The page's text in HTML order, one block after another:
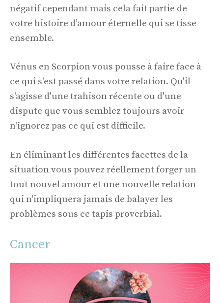
négatif cependant mais cela fait partie de
votre histoire d’amour éternelle qui se tisse
ensemble.
Vénus en Scorpion vous pousse à faire face à
ce qui s'est passé dans votre relation. Qu'il
s'agisse d'une trahison récente ou d'une
dispute que vous semblez toujours avoir
n'ignorez pas ce qui est difficile.
En éliminant les différentes facettes de la
situation vous pouvez réellement forger un
tout nouvel amour et une nouvelle relation
qui n'impliquera jamais de balayer les
problèmes sous ce tapis proverbial.
Cancer